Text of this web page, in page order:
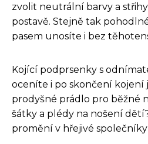
zvolit neutrální barvy a
postavě. Stejně tak
pasem unosíte i bez
Kojící podprsenky s
oceníte i po skončení kojení
prodyšné prádlo pro běžné
šátky a plédy na nošení
promění v hřejivé